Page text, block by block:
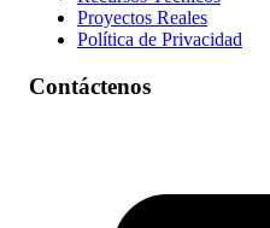
Proyectos Reales
Política de Privacidad
Contáctenos